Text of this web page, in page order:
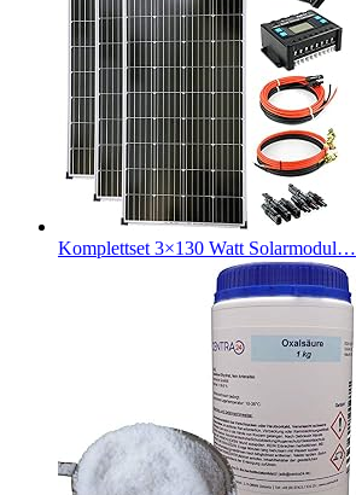
Komplettset 3×130 Watt Solarmodul…